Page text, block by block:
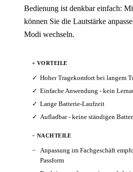
Bedienung ist denkbar einfach:
können Sie die Lautstärke
Modi wechseln.
+ VORTEILE
Hoher Tragekomfort bei langem
Einfache Anwendung - kein
Lange Batterie-Laufzeit
Aufladbar - keine ständigen
− NACHTEILE
Anpassung im Fachgeschäft
Passform